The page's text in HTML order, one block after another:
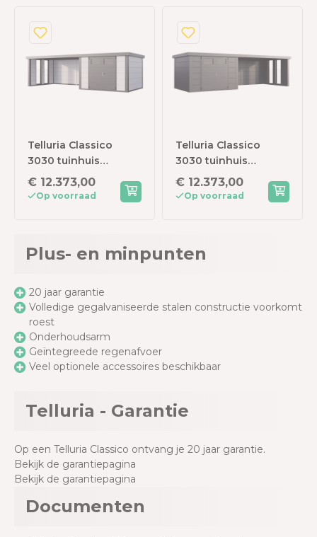
Telluria Classico
3030 tuinhuis
inclusief dichte
lounge - 762 x 298
€ 12.373,00
Op voorraad
Telluria Classico
3030 tuinhuis
inclusief dichte
lounge - 762 x 298
€ 12.373,00
Op voorraad
Plus- en minpunten
20 jaar garantie
Volledige gegalvaniseerde stalen constructie voorkomt
roest
Onderhoudsarm
Geïntegreede regenafvoer
Veel optionele accessoires beschikbaar
Telluria - Garantie
Op een Telluria Classico ontvang je 20 jaar garantie.
Bekijk de garantiepagina
Bekijk de garantiepagina
Documenten